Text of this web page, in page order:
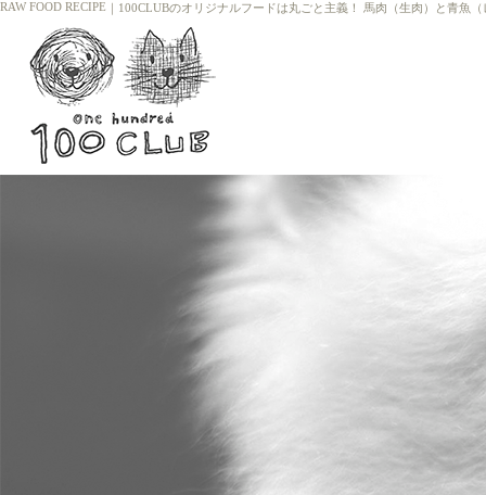
RAW FOOD RECIPE ｜ 100CLUBのオリジナルフードは丸ごと主義！ 馬肉（生肉）と青魚